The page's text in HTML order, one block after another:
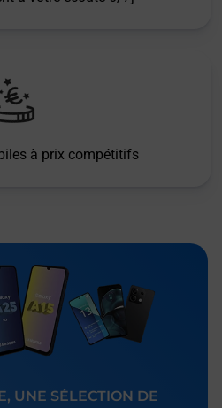
à prix compétitifs
UNE SÉLECTION DE